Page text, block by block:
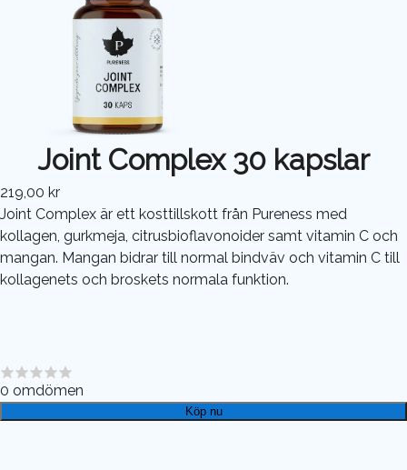
Joint Complex 30 kapslar
219,00 kr
Joint Complex är ett kosttillskott från Pureness med
kollagen, gurkmeja, citrusbioflavonoider samt vitamin C och
mangan. Mangan bidrar till normal bindväv och vitamin C till
kollagenets och broskets normala funktion.
0 omdömen
Köp nu